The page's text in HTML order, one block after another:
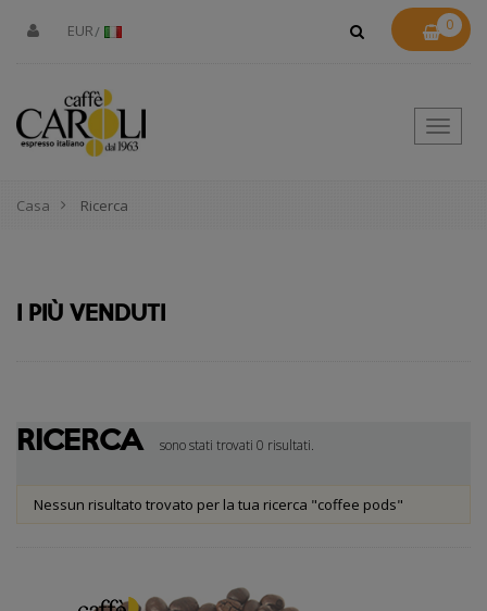
EUR 0
Toggle
Casa Ricerca
I PIÙ VENDUTI
RICERCA sono stati trovati 0 risultati.
Nessun risultato trovato per la tua ricerca "coffee pods"